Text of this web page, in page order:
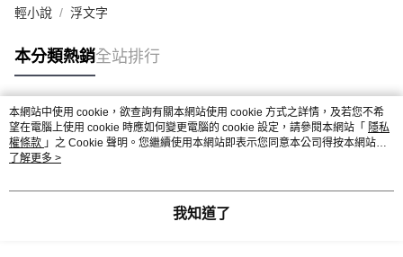
輕小說 浮文字
本分類熱銷全站排行
熱門標籤
本網站中使用 cookie，欲查詢有關本網站使用 cookie 方式之詳情，及若您不希
望在電腦上使用 cookie 時應如何變更電腦的 cookie 設定，請參閱本網站「 隱私
權條款 」之 Cookie 聲明。您繼續使用本網站即表示您同意本公司得按本網站使
用條款之 Cookie 聲明使用 cookie。
了解更多 >
我知道了